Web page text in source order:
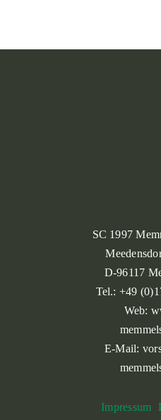
SC 1997
D-96117
Tel.: +49
Web:
E-Mail:
Impressum